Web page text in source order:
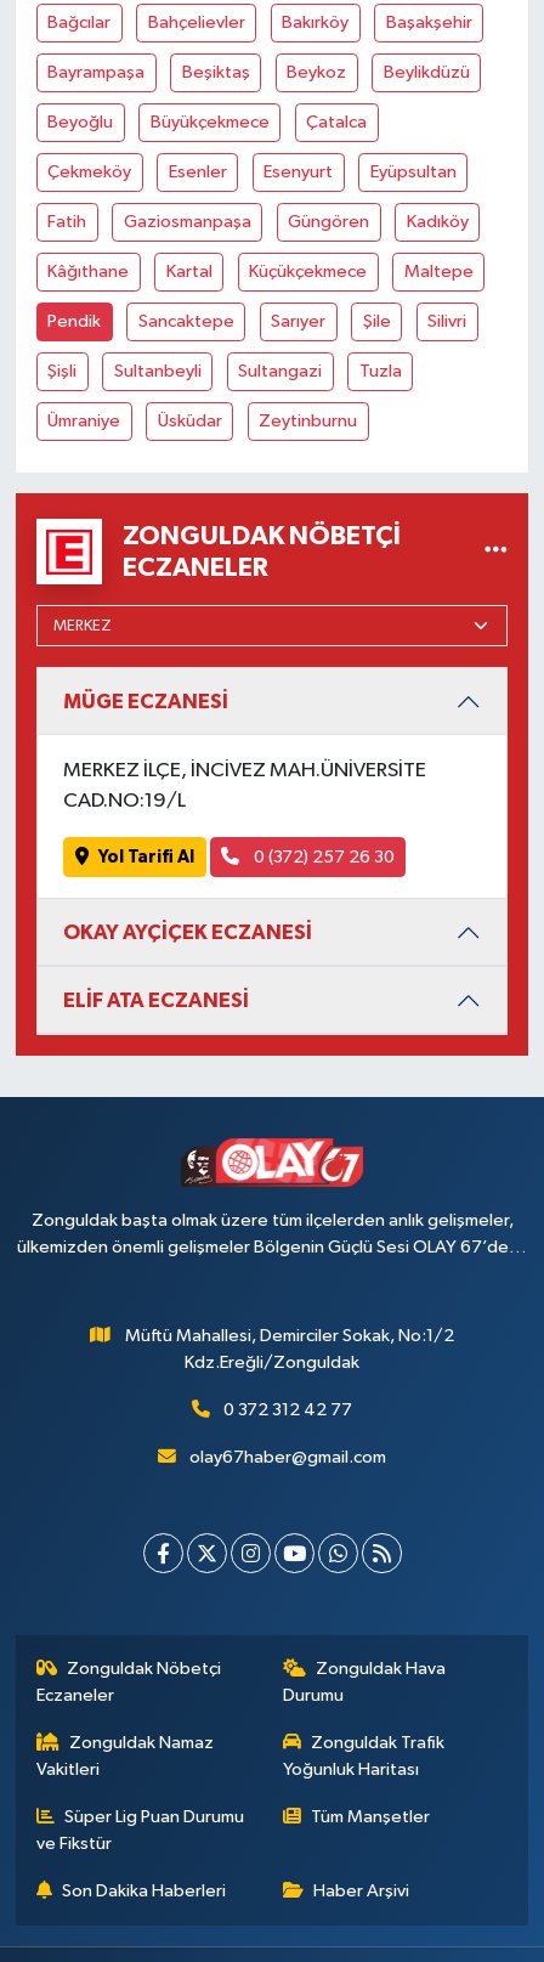
Bağcılar Bahçelievler Bakırköy Başakşehir
Bayrampaşa Beşiktaş Beykoz Beylikdüzü
Beyoğlu Büyükçekmece Çatalca
Çekmeköy Esenler Esenyurt Eyüpsultan
Fatih Gaziosmanpaşa Güngören Kadıköy
Kâğıthane Kartal Küçükçekmece Maltepe
Pendik Sancaktepe Sarıyer Şile Silivri
Şişli Sultanbeyli Sultangazi Tuzla
Ümraniye Üsküdar Zeytinburnu
ZONGULDAK NÖBETÇI
ECZANELER
MÜGE ECZANESİ
MERKEZ İLÇE, İNCİVEZ MAH.ÜNİVERSİTE
CAD.NO:19/L
Yol Tarifi Al 0 (372) 257 26 30
OKAY AYÇİÇEK ECZANESİ
ELİF ATA ECZANESİ
Zonguldak başta olmak üzere tüm ilçelerden anlık gelişmeler,
ülkemizden önemli gelişmeler Bölgenin Güçlü Sesi OLAY 67’de…
Müftü Mahallesi, Demirciler Sokak, No:1/2
Kdz.Ereğli/Zonguldak
0 372 312 42 77
olay67haber@gmail.com
Zonguldak Nöbetçi
Eczaneler
Zonguldak Hava
Durumu
Zonguldak Namaz
Vakitleri
Zonguldak Trafik
Yoğunluk Haritası
Süper Lig Puan Durumu
ve Fikstür
Tüm Manşetler
Son Dakika Haberleri Haber Arşivi